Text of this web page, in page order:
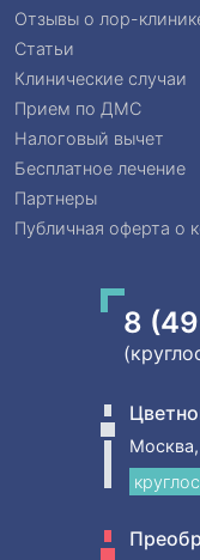
Отзывы о лор-
Статьи
Клинические случаи
Прием по ДМС
Налоговый вычет
Бесплатное лечение
Партнеры
Публичная оферта о
8